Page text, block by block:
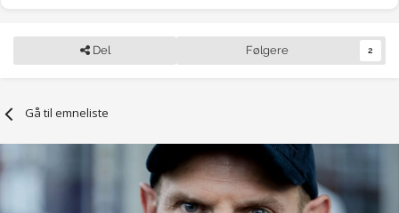
Del Følgere 2
Gå til emneliste